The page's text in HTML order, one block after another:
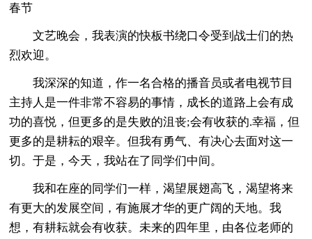
春节
文艺晚会，我表演的快板书绕口令受到战士们的热
烈欢迎。
我深深的知道，作一名合格的播音员或者电视节目
主持人是一件非常不容易的事情，成长的道路上会有成
功的喜悦，但更多的是失败的沮丧;会有收获的.幸福，但
更多的是耕耘的艰辛。但我有勇气、有决心去面对这一
切。于是，今天，我站在了同学们中间。
我和在座的同学们一样，渴望展翅高飞，渴望将来
有更大的发展空间，有施展才华的更广阔的天地。我
想，有耕耘就会有收获。未来的四年里，由各位老师的